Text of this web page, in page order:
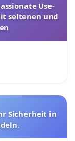
Use-
seltenen und
Sicherheit in